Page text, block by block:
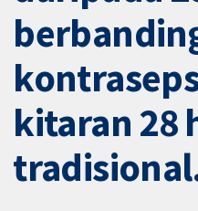
kitaran 28